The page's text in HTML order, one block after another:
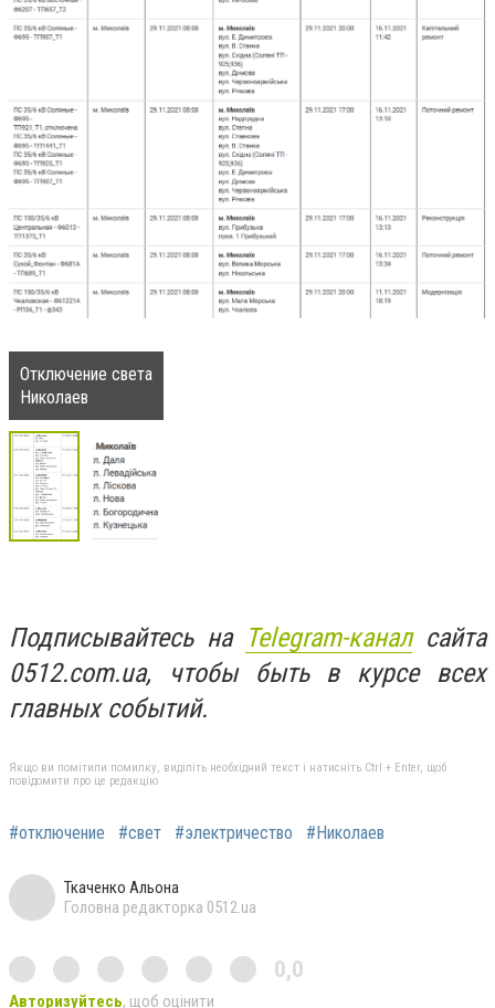
Отключение света
Николаев
Подписывайтесь на Telegram-каналсайта
0512.com.ua, чтобы быть в курсе всех
главных событий.
Якщо ви помітили помилку, виділіть необхідний текст і натисніть Ctrl + Enter, щоб
повідомити про це редакцію
#отключение #свет #электричество #Николаев
Ткаченко Альона
Головна редакторка 0512.ua
0,0
Авторизуйтесь, щоб оцінити